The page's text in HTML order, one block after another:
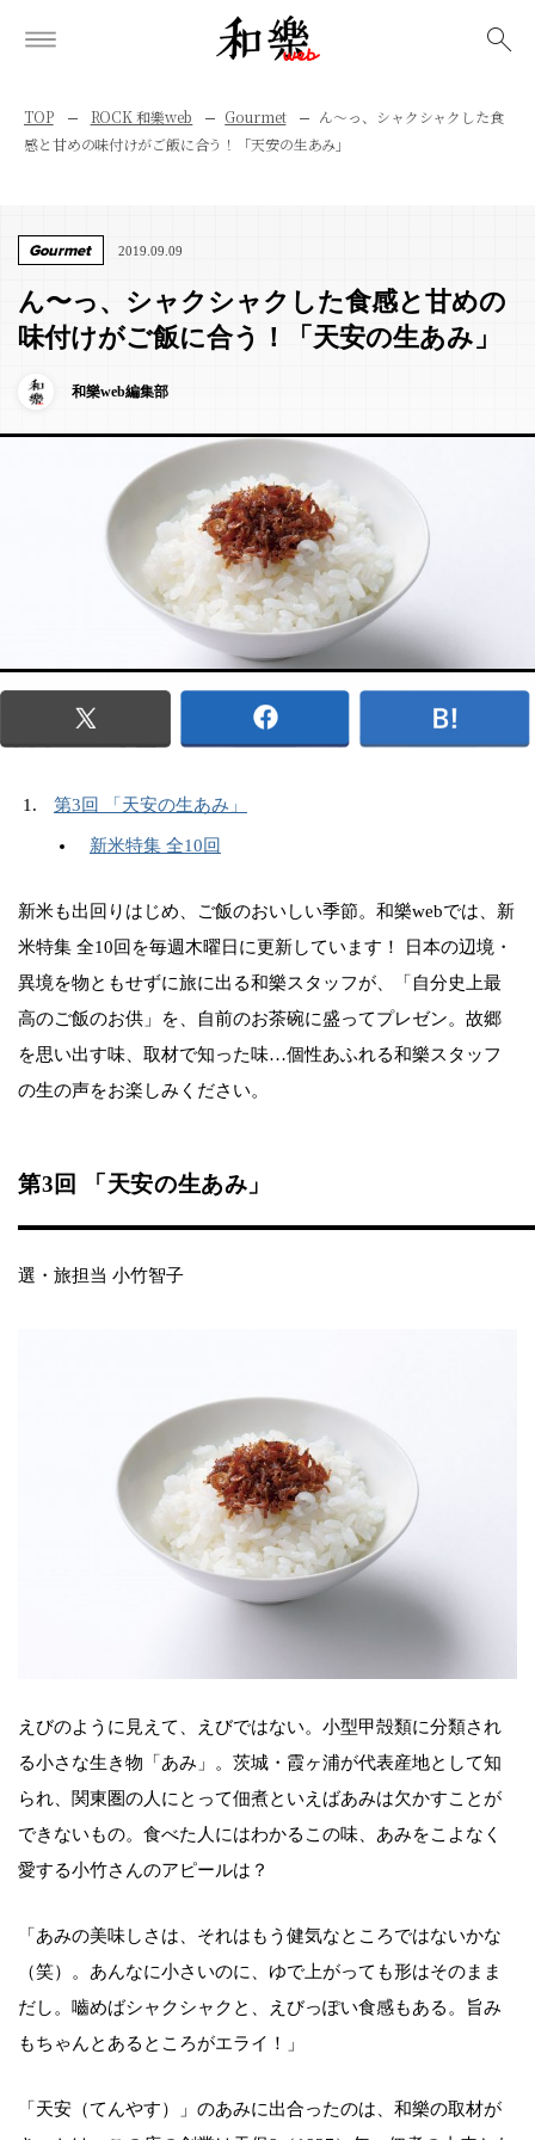
TOP ROCK 和樂web Gourmet
ん〜っ、シャクシャクした食
感と甘めの味付けがご飯に合う！「天安の生あみ」
Gourmet 2019.09.09
ん〜っ、シャクシャクした食感と甘めの
味付けがご飯に合う！「天安の生あみ」
和樂web編集部
第3回 「天安の生あみ」
新米特集 全10回
新米も出回りはじめ、ご飯のおいしい季節。和樂webでは、新
米特集 全10回を毎週木曜日に更新しています！ 日本の辺境・
異境を物ともせずに旅に出る和樂スタッフが、「自分史上最
高のご飯のお供」を、自前のお茶碗に盛ってプレゼン。故郷
を思い出す味、取材で知った味…個性あふれる和樂スタッフ
の生の声をお楽しみください。
第3回 「天安の生あみ」
選・旅担当 小竹智子
えびのように見えて、えびではない。小型甲殻類に分類され
る小さな生き物「あみ」。茨城・霞ヶ浦が代表産地として知
られ、関東圏の人にとって佃煮といえばあみは欠かすことが
できないもの。食べた人にはわかるこの味、あみをこよなく
愛する小竹さんのアピールは？
「あみの美味しさは、それはもう健気なところではないかな
（笑）。あんなに小さいのに、ゆで上がっても形はそのまま
だし。嚙めばシャクシャクと、えびっぽい食感もある。旨み
もちゃんとあるところがエライ！」
「天安（てんやす）」のあみに出合ったのは、和樂の取材が